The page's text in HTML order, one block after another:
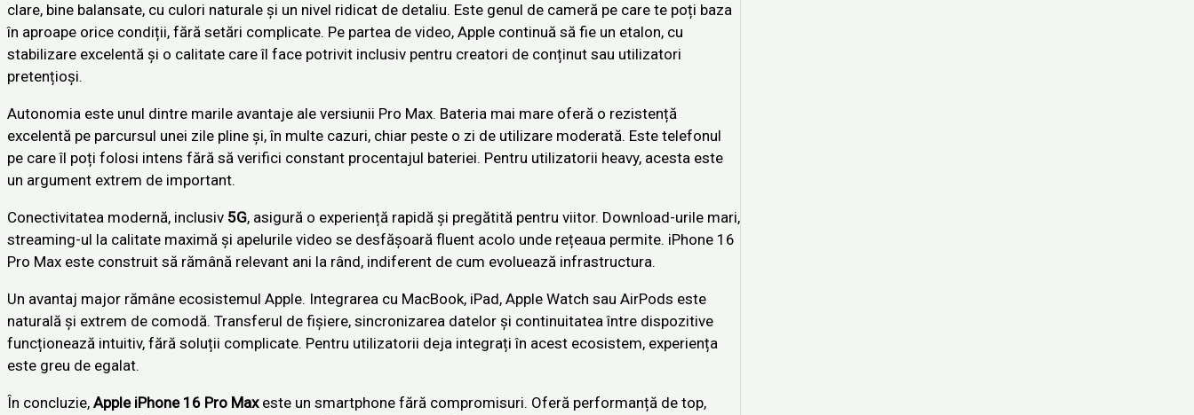
clare, bine balansate, cu culori naturale și un nivel ridicat de detaliu. Este genul de cameră pe care te poți baza
în aproape orice condiții, fără setări complicate. Pe partea de video, Apple continuă să fie un etalon, cu
stabilizare excelentă și o calitate care îl face potrivit inclusiv pentru creatori de conținut sau utilizatori
pretențioși.
Autonomia este unul dintre marile avantaje ale versiunii Pro Max. Bateria mai mare oferă o rezistență
excelentă pe parcursul unei zile pline și, în multe cazuri, chiar peste o zi de utilizare moderată. Este telefonul
pe care îl poți folosi intens fără să verifici constant procentajul bateriei. Pentru utilizatorii heavy, acesta este
un argument extrem de important.
Conectivitatea modernă, inclusiv 5G, asigură o experiență rapidă și pregătită pentru viitor. Download-urile mari,
streaming-ul la calitate maximă și apelurile video se desfășoară fluent acolo unde rețeaua permite. iPhone 16
Pro Max este construit să rămână relevant ani la rând, indiferent de cum evoluează infrastructura.
Un avantaj major rămâne ecosistemul Apple. Integrarea cu MacBook, iPad, Apple Watch sau AirPods este
naturală și extrem de comodă. Transferul de fișiere, sincronizarea datelor și continuitatea între dispozitive
funcționează intuitiv, fără soluții complicate. Pentru utilizatorii deja integrați în acest ecosistem, experiența
este greu de egalat.
În concluzie, Apple iPhone 16 Pro Maxeste un smartphone fără compromisuri. Oferă performanță de top,